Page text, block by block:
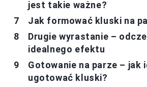
jest takie ważne?
Jak formować kluski na
Drugie wyrastanie –
idealnego efektu
Gotowanie na parze – jak
ugotować kluski?